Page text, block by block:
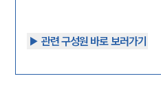
▶︎ 관련 구성원 바로 보러가기